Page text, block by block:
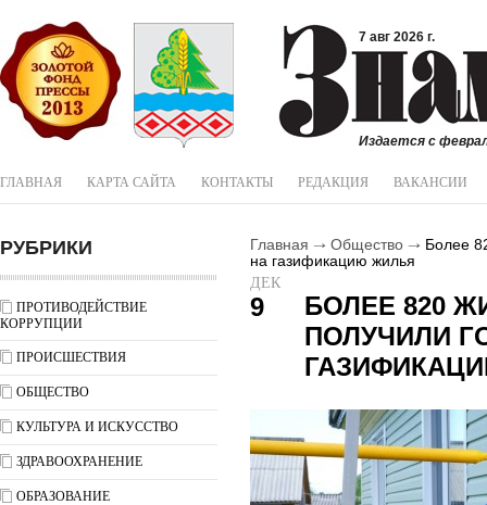
7 авг 2026 г.
Издается с
ГЛАВНАЯ КАРТА САЙТА КОНТАКТЫ РЕДАКЦИЯ ВАКАНСИИ
РУБРИКИ
ПРОТИВОДЕЙСТВИЕ
КОРРУПЦИИ
ПРОИСШЕСТВИЯ
ОБЩЕСТВО
КУЛЬТУРА И ИСКУССТВО
ЗДРАВООХРАНЕНИЕ
ОБРАЗОВАНИЕ
Главная Общество
Более
на газификацию жилья
ДЕК
9
БОЛЕЕ 820
ПОЛУЧИЛИ